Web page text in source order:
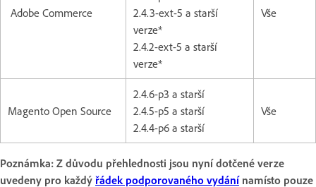
Adobe Commerce
2.4.3-ext-5 a starší
verze*
2.4.2-ext-5 a starší
verze*
Vše
Magento Open Source
2.4.6-p3 a starší
2.4.5-p5 a starší
2.4.4-p6 a starší
Vše
Poznámka: Z důvodu přehlednosti jsou nyní dotčené verze
uvedeny pro každý řádek podporovaného vydánínamísto pouze